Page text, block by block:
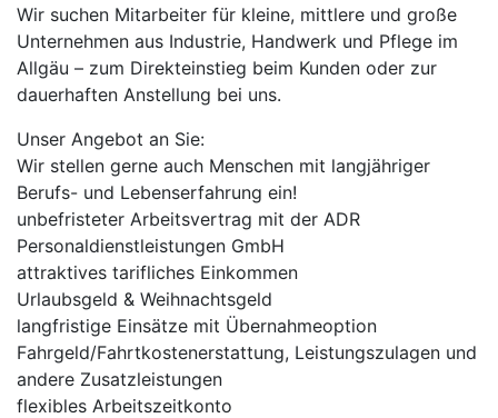
Wir suchen Mitarbeiter für kleine, mittlere und große
Unternehmen aus Industrie, Handwerk und Pflege im
Allgäu – zum Direkteinstieg beim Kunden oder zur
dauerhaften Anstellung bei uns.
Unser Angebot an Sie:
Wir stellen gerne auch Menschen mit langjähriger
Berufs- und Lebenserfahrung ein!
unbefristeter Arbeitsvertrag mit der ADR
Personaldienstleistungen GmbH
attraktives tarifliches Einkommen
Urlaubsgeld & Weihnachtsgeld
langfristige Einsätze mit Übernahmeoption
Fahrgeld/Fahrtkostenerstattung, Leistungszulagen und
andere Zusatzleistungen
flexibles Arbeitszeitkonto